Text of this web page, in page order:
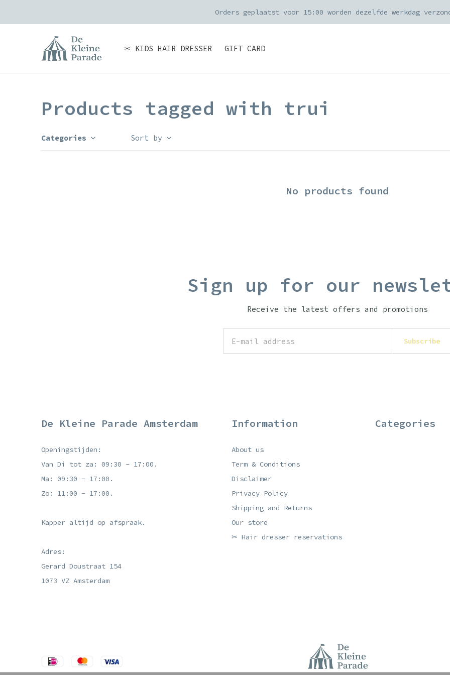
✂ KIDS HAIR DRESSER GIFT CARD
Orders geplaatst voor 15:00 worden dezelfde werkdag
Products tagged with trui
Categories Sort by
No products found
Sign up for our
Receive the latest offers and promotions
Subscribe
De Kleine Parade Amsterdam
Openingstijden:
Van Di tot za: 09:30 - 17:00.
Ma: 09:30 - 17:00.
Zo: 11:00 - 17:00.
Kapper altijd op afspraak.
Adres:
Gerard Doustraat 154
1073 VZ Amsterdam
Information
About us
Term & Conditions
Disclaimer
Privacy Policy
Shipping and Returns
Our store
✂ Hair dresser reservations
Categories